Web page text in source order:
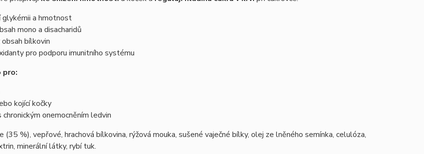
glykémii a hmotnost
mono a disacharidů
bílkovin
pro podporu imunitního systému
pro:
kojící kočky
chronickým onemocněním ledvin
(35 %), vepřové, hrachová bílkovina, rýžová mouka, sušené vaječné bílky, olej ze lněného semínka, celulóza,
minerální látky, rybí tuk.